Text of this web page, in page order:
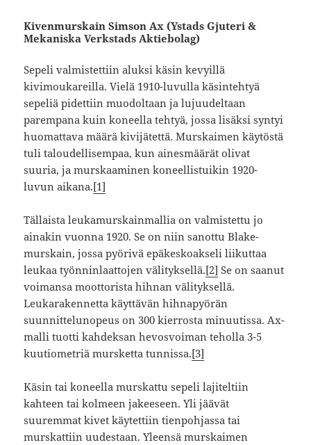
Kivenmurskain Simson Ax (Ystads Gjuteri &
Mekaniska Verkstads Aktiebolag)
Sepeli valmistettiin aluksi käsin kevyillä
kivimoukareilla. Vielä 1910-luvulla käsintehtyä
sepeliä pidettiin muodoltaan ja lujuudeltaan
parempana kuin koneella tehtyä, jossa lisäksi syntyi
huomattava määrä kivijätettä. Murskaimen käytöstä
tuli taloudellisempaa, kun ainesmäärät olivat
suuria, ja murskaaminen koneellistuikin 1920-
luvun aikana.[1]
Tällaista leukamurskainmallia on valmistettu jo
ainakin vuonna 1920. Se on niin sanottu Blake-
murskain, jossa pyörivä epäkeskoakseli liikuttaa
leukaa työnninlaattojen välityksellä.[2] Se on saanut
voimansa moottorista hihnan välityksellä.
Leukarakennetta käyttävän hihnapyörän
suunnittelunopeus on 300 kierrosta minuutissa. Ax-
malli tuotti kahdeksan hevosvoiman teholla 3-5
kuutiometriä mursketta tunnissa.[3]
Käsin tai koneella murskattu sepeli lajiteltiin
kahteen tai kolmeen jakeeseen. Yli jäävät
suuremmat kivet käytettiin tienpohjassa tai
murskattiin uudestaan. Yleensä murskaimen